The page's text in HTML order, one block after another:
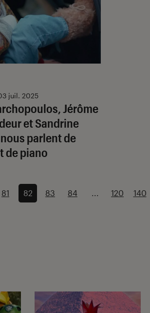
Jérôme
et Sandrine
parlent de
de piano
juil. 2025
81 82 83 84 ... 120 140